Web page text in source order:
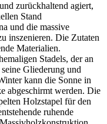
zurückhaltend agiert,
Stand
und die massive
inszenieren. Die Zutaten
Materialien.
Stadels, der an
Gliederung und
kann die Sonne in
abgeschirmt werden. Die
Holzstapel für den
ruhende